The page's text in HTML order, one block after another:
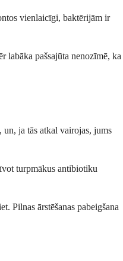
vienlaicīgi, baktērijām ir
labāka pašsajūta nenozīmē, ka
ja tās atkal vairojas, jums
turpmākus antibiotiku
Pilnas ārstēšanas pabeigšana